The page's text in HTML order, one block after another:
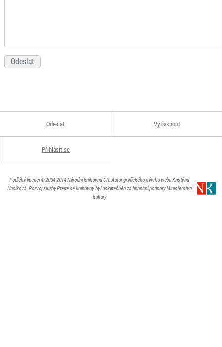
Odeslat Vytisknout
Přihlásit se
Podléhá licenci© 2004-2014Národní knihovna ČR. Autor grafického návrhu webu Kristýna
Hasíková. Rozvoj služby Ptejte se knihovny byl uskutečněn za finanční podpory Ministerstva
kultury